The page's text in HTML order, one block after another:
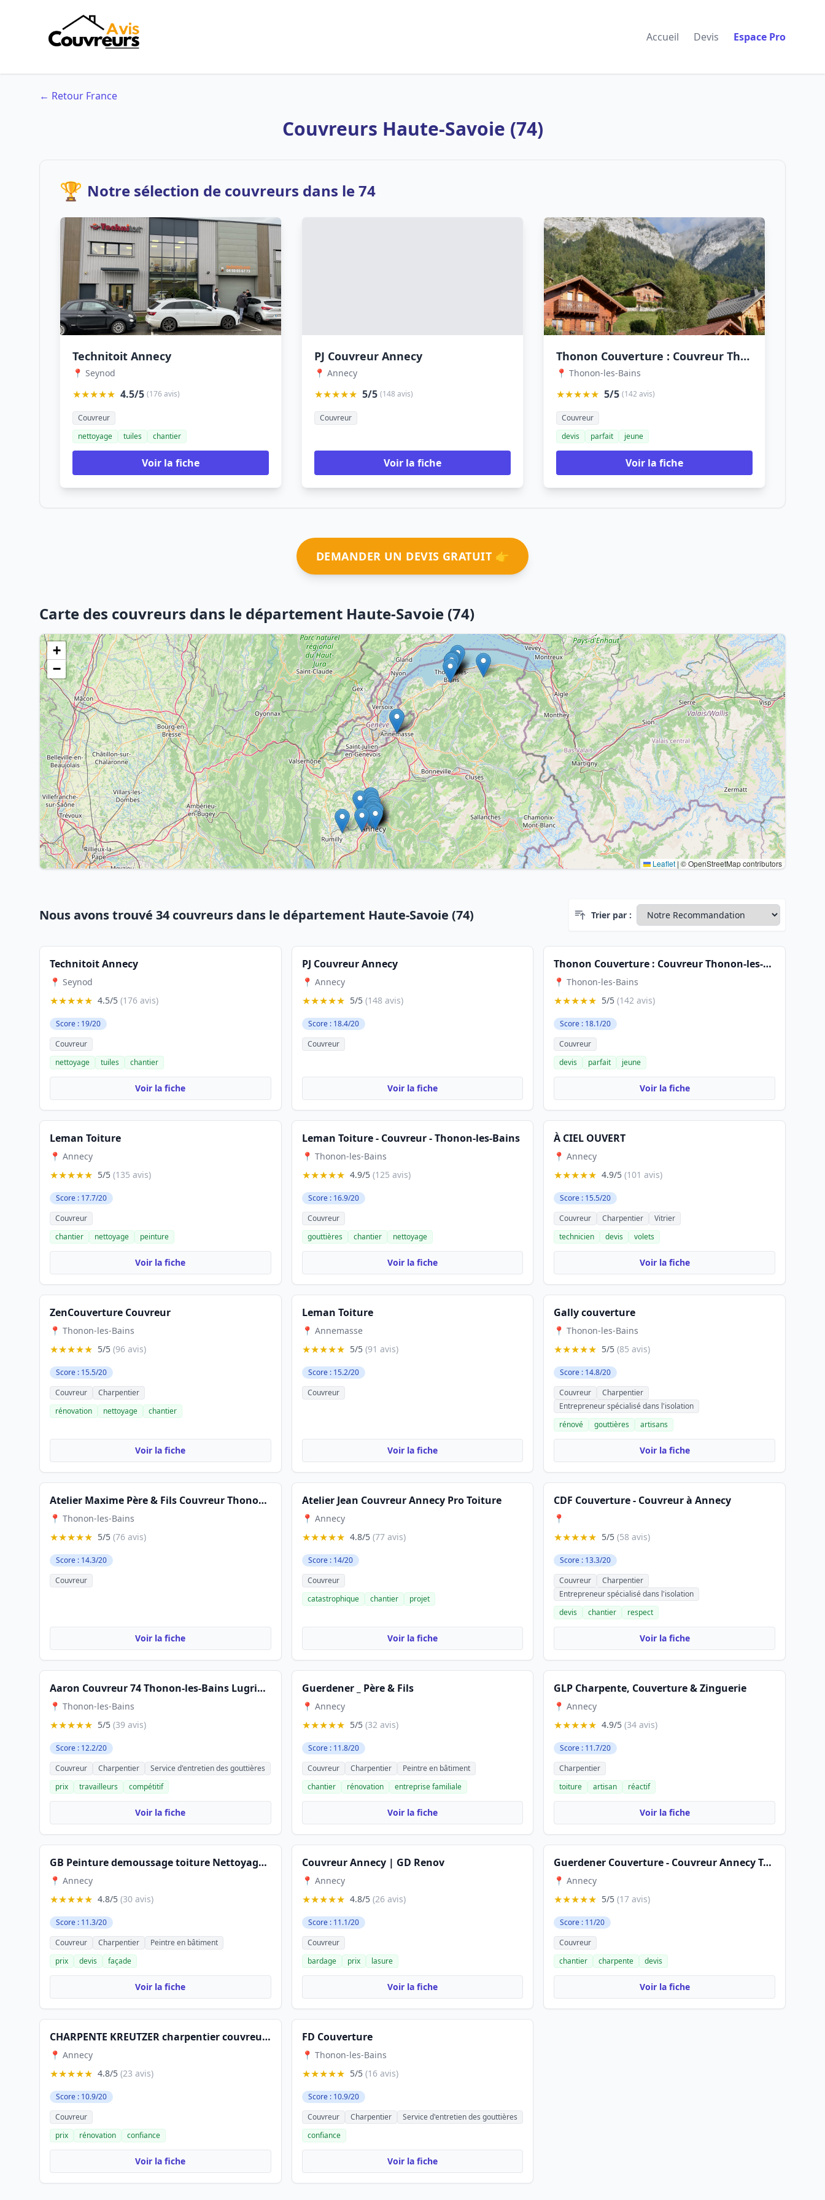
Accueil Devis Espace Pro
← Retour France
Couvreurs Haute-Savoie (74)
🏆 Notre sélection de couvreurs dans le 74
Technitoit Annecy
📍 Seynod
★★★★★ 4.5/5 (176 avis)
Couvreur
nettoyage
tuiles chantier
Voir la fiche
PJ Couvreur Annecy
📍 Annecy
★★★★★ 5/5 (148 avis)
Couvreur
Voir la fiche
Thonon Couverture : Couvreur Thonon-les-Bains, Couvreur Sciez, Couvreur Ballaison
📍 Thonon-les-Bains
★★★★★ 5/5 (142 avis)
Couvreur
devis
parfait jeune
Voir la fiche
DEMANDER UN DEVIS GRATUIT 👉
Carte des couvreurs dans le département Haute-Savoie (74)
+
−
Leaflet | © OpenStreetMap contributors
Nous avons trouvé 34 couvreurs dans le département Haute-Savoie (74) Trier par :
Technitoit Annecy
📍 Seynod
★★★★★ 4.5/5 (176 avis)
Score : 19/20
Couvreur
nettoyage
tuiles chantier
Voir la fiche
PJ Couvreur Annecy
📍 Annecy
★★★★★ 5/5 (148 avis)
Score : 18.4/20
Couvreur
Voir la fiche
Thonon Couverture : Couvreur Thonon-les-Bains, Couvreur Sciez, Couvreur Ballaison
📍 Thonon-les-Bains
★★★★★ 5/5(142 avis)
Score : 18.1/20
Couvreur
devis
parfait jeune
Voir la fiche
Leman Toiture
📍 Annecy
★★★★★ 5/5 (135 avis)
Score : 17.7/20
Couvreur
chantier
nettoyage peinture
Voir la fiche
Leman Toiture - Couvreur - Thonon-les-Bains
📍 Thonon-les-Bains
★★★★★ 4.9/5 (125 avis)
Score : 16.9/20
Couvreur
gouttières
chantier nettoyage
Voir la fiche
À CIEL OUVERT
📍 Annecy
★★★★★ 4.9/5(101 avis)
Score : 15.5/20
Couvreur
Charpentier
Vitrier
technicien
devis volets
Voir la fiche
ZenCouverture Couvreur
📍 Thonon-les-Bains
★★★★★ 5/5 (96 avis)
Score : 15.5/20
Couvreur
Charpentier
rénovation
nettoyage chantier
Voir la fiche
Leman Toiture
📍 Annemasse
★★★★★ 5/5 (91 avis)
Score : 15.2/20
Couvreur
Voir la fiche
Gally couverture
📍 Thonon-les-Bains
★★★★★ 5/5(85 avis)
Score : 14.8/20
Couvreur
Charpentier
Entrepreneur spécialisé dans l'isolation
rénové
gouttières artisans
Voir la fiche
Atelier Maxime Père & Fils Couvreur Thonon-les-Bains
📍 Thonon-les-Bains
★★★★★ 5/5 (76 avis)
Score : 14.3/20
Couvreur
Voir la fiche
Atelier Jean Couvreur Annecy Pro Toiture
📍 Annecy
★★★★★ 4.8/5 (77 avis)
Score : 14/20
Couvreur
catastrophique
chantier projet
Voir la fiche
CDF Couverture - Couvreur à Annecy
📍
★★★★★ 5/5(58 avis)
Score : 13.3/20
Couvreur
Charpentier
Entrepreneur spécialisé dans l'isolation
devis
chantier respect
Voir la fiche
Aaron Couvreur 74 Thonon-les-Bains Lugrin Neuvecelle Évian
📍 Thonon-les-Bains
★★★★★ 5/5 (39 avis)
Score : 12.2/20
Couvreur
Charpentier
Service d'entretien des gouttières
prix
travailleurs compétitif
Voir la fiche
Guerdener _ Père & Fils
📍 Annecy
★★★★★ 5/5 (32 avis)
Score : 11.8/20
Couvreur
Charpentier
Peintre en bâtiment
chantier
rénovation entreprise familiale
Voir la fiche
GLP Charpente, Couverture & Zinguerie
📍 Annecy
★★★★★ 4.9/5(34 avis)
Score : 11.7/20
Charpentier
toiture
artisan réactif
Voir la fiche
GB Peinture demoussage toiture Nettoyage gouttière
📍 Annecy
★★★★★ 4.8/5 (30 avis)
Score : 11.3/20
Couvreur
Charpentier
Peintre en bâtiment
prix
devis façade
Voir la fiche
Couvreur Annecy | GD Renov
📍 Annecy
★★★★★ 4.8/5 (26 avis)
Score : 11.1/20
Couvreur
bardage
prix lasure
Voir la fiche
Guerdener Couverture - Couvreur Annecy Toiture, Fuite & Rénovation
📍 Annecy
★★★★★ 5/5(17 avis)
Score : 11/20
Couvreur
chantier
charpente devis
Voir la fiche
CHARPENTE KREUTZER charpentier couvreur zingueur
📍 Annecy
★★★★★ 4.8/5 (23 avis)
Score : 10.9/20
Couvreur
prix
rénovation confiance
Voir la fiche
FD Couverture
📍 Thonon-les-Bains
★★★★★ 5/5 (16 avis)
Score : 10.9/20
Couvreur
Charpentier
Service d'entretien des gouttières
confiance
Voir la fiche